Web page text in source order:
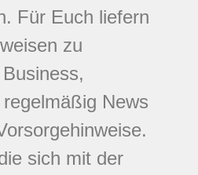
Für Euch liefern
zu
News
sich mit der